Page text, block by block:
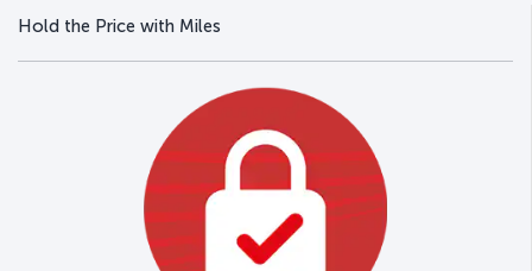
Hold the Price with Miles